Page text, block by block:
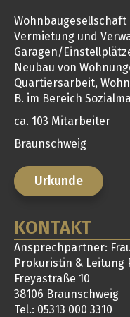
Wohnbaugesellschaft
Vermietung und
Garagen/
Neubau von
Quartiersarbeit,
B. im Bereich
ca. 103 Mitarbeiter
Braunschweig
Urkunde
KONTAKT
Ansprechpartner:
Prokuristin & Leitung
Freyastraße 10
38106 Braunschweig
Tel.: 05313 000 3310